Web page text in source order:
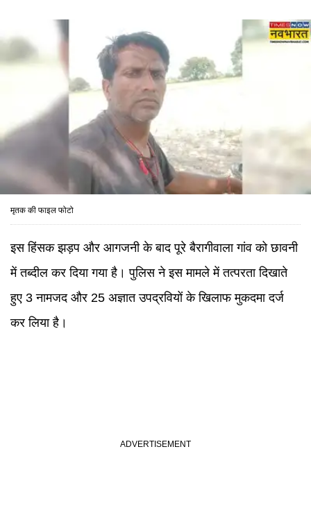
मृतक की फाइल फोटो
इस हिंसक झड़प और आगजनी के बाद पूरे बैरागीवाला गांव को छावनी
में तब्दील कर दिया गया है। पुलिस ने इस मामले में तत्परता दिखाते
हुए 3 नामजद और 25 अज्ञात उपद्रवियों के खिलाफ मुकदमा दर्ज
कर लिया है।